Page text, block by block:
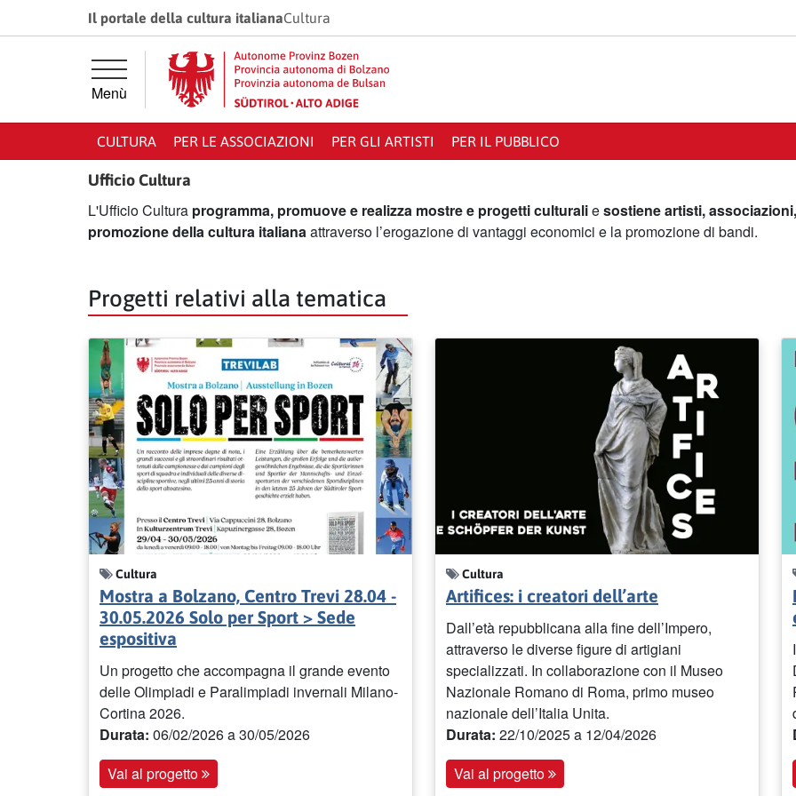
Vai direttamente alla navigazione principale
Vai al contenuto principaleIl portale della cultura italianaCultura
Menù
CULTURA PER LE ASSOCIAZIONI PER GLI ARTISTI PER IL PUBBLICO
Ufficio Cultura
L'Ufficio Cultura programma, promuove e realizza mostre e progetti culturaliesostiene artisti,
promozione della cultura italianaattraverso l’erogazione di vantaggi economici e la promozione di bandi.
Progetti relativi alla tematica
Cultura
Mostra a Bolzano, Centro Trevi 28.04 -
30.05.2026 Solo per Sport > Sede
espositiva
Un progetto che accompagna il grande evento
delle Olimpiadi e Paralimpiadi invernali Milano-
Cortina 2026.
Durata: 06/02/2026a 30/05/2026
Vai al progetto
Cultura
Artifices: i creatori dell’arte
Dall’età repubblicana alla fine dell’Impero,
attraverso le diverse figure di artigiani
specializzati. In collaborazione con il Museo
Nazionale Romano di Roma, primo museo
nazionale dell’Italia Unita.
Durata: 22/10/2025a 12/04/2026
Vai al progetto